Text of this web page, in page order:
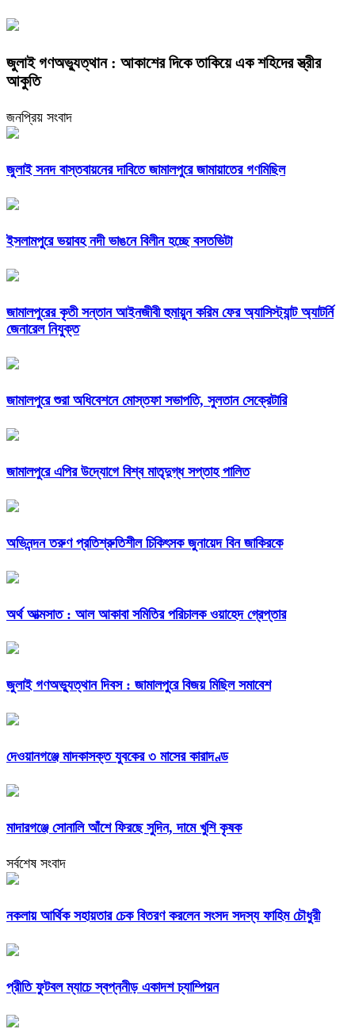
জুলাই গণঅভ্যুত্থান : আকাশের দিকে তাকিয়ে এক শহিদের স্ত্রীর
আকুতি
জনপ্রিয় সংবাদ
জুলাই সনদ বাস্তবায়নের দাবিতে জামালপুরে জামায়াতের গণমিছিল
ইসলামপুরে ভয়াবহ নদী ভাঙনে বিলীন হচ্ছে বসতভিটা
জামালপুরের কৃতী সন্তান আইনজীবী হুমায়ুন করিম ফের অ্যাসিস্ট্যান্ট অ্যাটর্নি
জেনারেল নিযুক্ত
জামালপুরে শুরা অধিবেশনে মোস্তফা সভাপতি, সুলতান সেক্রেটারি
জামালপুরে এপির উদ্যোগে বিশ্ব মাতৃদুগ্ধ সপ্তাহ পালিত
অভিনন্দন তরুণ প্রতিশ্রুতিশীল চিকিৎসক জুনায়েদ বিন জাকিরকে
অর্থ আত্মসাত : আল আকাবা সমিতির পরিচালক ওয়াহেদ গ্রেপ্তার
জুলাই গণঅভ্যুত্থান দিবস : জামালপুরে বিজয় মিছিল সমাবেশ
দেওয়ানগঞ্জে মাদকাসক্ত যুবকের ৩ মাসের কারাদণ্ড
মাদারগঞ্জে সোনালি আঁশে ফিরছে সুদিন, দামে খুশি কৃষক
সর্বশেষ সংবাদ
নকলায় আর্থিক সহায়তার চেক বিতরণ করলেন সংসদ সদস্য ফাহিম চৌধুরী
প্রীতি ফুটবল ম্যাচে স্বপ্ননীড় একাদশ চ্যাম্পিয়ন